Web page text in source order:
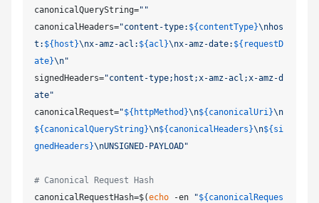
canonicalQueryString=""
canonicalHeaders="content-type: ${contentType}\nhos
t: ${host}\nx-amz-acl: ${acl}\nx-amz-date: ${requestD
ate}\n"
signedHeaders="content-type;host;x-amz-acl;x-amz-d
ate"
canonicalRequest="${httpMethod}\n${canonicalUri}\n
${canonicalQueryString}\n${canonicalHeaders}\n${si
gnedHeaders}\nUNSIGNED-PAYLOAD"
# Canonical Request Hash
canonicalRequestHash=$(echo -en "${canonicalReques